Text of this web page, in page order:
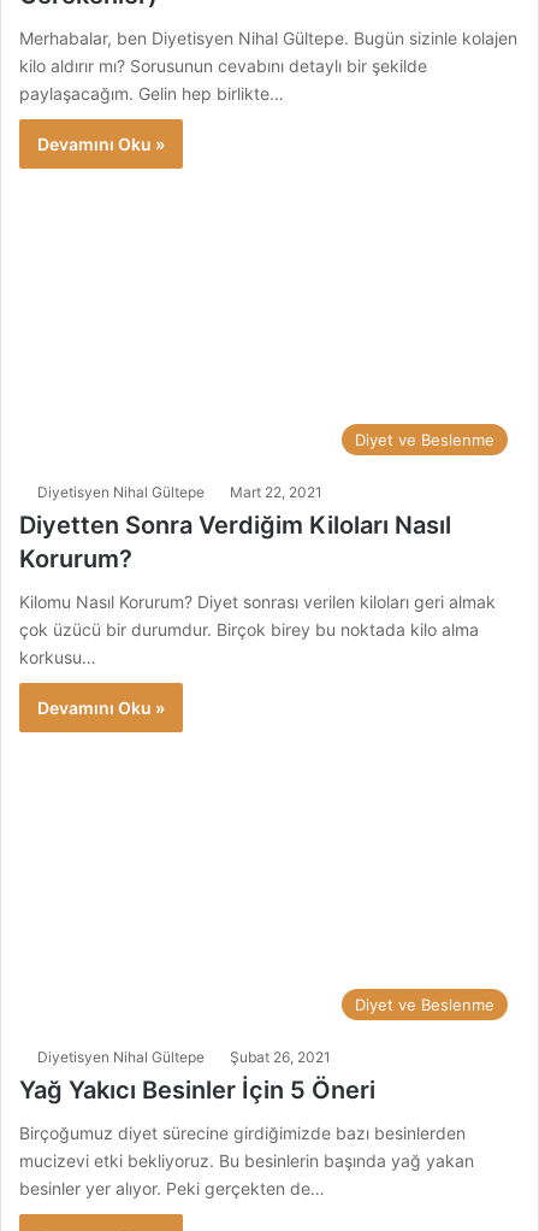
Merhabalar, ben Diyetisyen Nihal Gültepe. Bugün sizinle kolajen
kilo aldırır mı? Sorusunun cevabını detaylı bir şekilde
paylaşacağım. Gelin hep birlikte…
Devamını Oku »
Diyet ve Beslenme
Diyetisyen Nihal Gültepe Mart 22, 2021
Diyetten Sonra Verdiğim Kiloları Nasıl
Korurum?
Kilomu Nasıl Korurum? Diyet sonrası verilen kiloları geri almak
çok üzücü bir durumdur. Birçok birey bu noktada kilo alma
korkusu…
Devamını Oku »
Diyet ve Beslenme
Diyetisyen Nihal Gültepe Şubat 26, 2021
Yağ Yakıcı Besinler İçin 5 Öneri
Birçoğumuz diyet sürecine girdiğimizde bazı besinlerden
mucizevi etki bekliyoruz. Bu besinlerin başında yağ yakan
besinler yer alıyor. Peki gerçekten de…